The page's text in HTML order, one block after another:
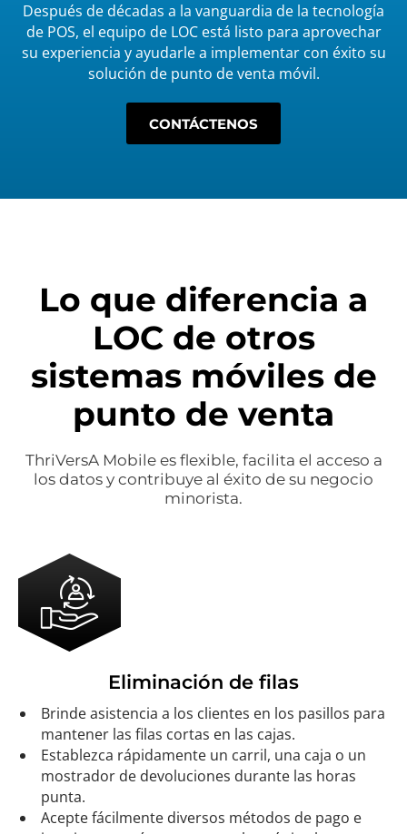
Después de décadas a la vanguardia de la tecnología
de POS, el equipo de LOC está listo para aprovechar
su experiencia y ayudarle a implementar con éxito su
solución de punto de venta móvil.
CONTÁCTENOS
Lo que diferencia a
LOC de otros
sistemas móviles de
punto de venta
ThriVersA Mobile es flexible, facilita el acceso a
los datos y contribuye al éxito de su negocio
minorista.
Eliminación de filas
Brinde asistencia a los clientes en los pasillos para
mantener las filas cortas en las cajas.
Establezca rápidamente un carril, una caja o un
mostrador de devoluciones durante las horas
punta.
Acepte fácilmente diversos métodos de pago e